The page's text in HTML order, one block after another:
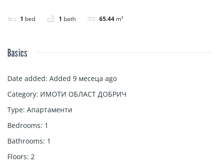
1 bed 1 bath 65.44 m²
Basics
Date added: Added 9 месеца ago
Category: ИМОТИ ОБЛАСТ ДОБРИЧ
Type: Апартаменти
Bedrooms: 1
Bathrooms: 1
Floors: 2